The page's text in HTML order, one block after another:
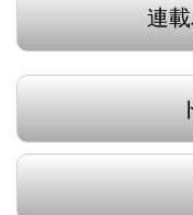
連